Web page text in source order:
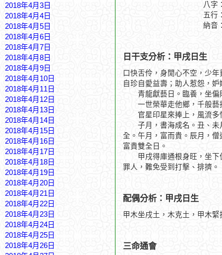
2018年4月3日
2018年4月4日
2018年4月5日
2018年4月6日
2018年4月7日
2018年4月8日
2018年4月9日
2018年4月10日
2018年4月11日
2018年4月12日
2018年4月13日
2018年4月14日
2018年4月15日
2018年4月16日
2018年4月17日
2018年4月18日
2018年4月19日
2018年4月20日
2018年4月21日
2018年4月22日
2018年4月23日
2018年4月24日
2018年4月25日
2018年4月26日
八字
五行
納音
日干支分析：甲戌日生
口快舌伶，身閒心不空，少
自珍自愛益壽；助人惹怨，
青龍獻藝日。臨養，坐偏
一世榮華走他鄉，千般藝
官星印星來捧上，風流多
子月，書海成名。丑、未
全。午月，富而貴。辰月，
富貴雙全日。
甲戌得庫通根身旺，坐下
罪人，難免受到打擊、排擠。
配偶分析：甲戌日生
甲木坐戌土，木克土，甲木
三命通會